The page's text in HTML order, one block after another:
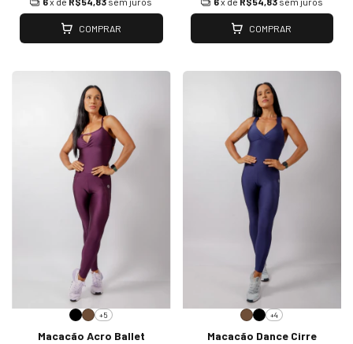
COMPRAR COMPRAR
+5
Macacão Acro Ballet
+4
Macacão Dance Cirre